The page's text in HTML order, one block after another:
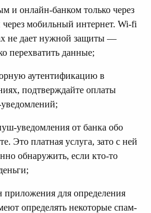
и онлайн-банком только через
мобильный интернет. Wi-fi
не дает нужной защиты —
перехватить данные;
аутентификацию в
подтверждайте оплаты
уведомления от банка обо
Это платная услуга, зато с ней
обнаружить, если кто-то
приложения для определения
определять некоторые спам-